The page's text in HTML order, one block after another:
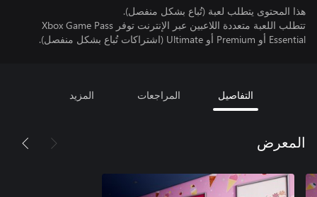
هذا المحتوى يتطلب لعبة (تُباع بشكل منفصل).
تتطلب اللعبة متعددة اللاعبين عبر الإنترنت توفر Xbox Game Pass
Essential أو Premium أو Ultimate (اشتراكات تُباع بشكل منفصل).
التفاصيل المراجعات المزيد
المعرض